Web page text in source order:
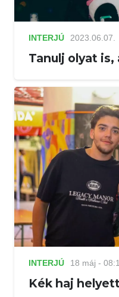
INTERJÚ 2023.06.07.
Tanulj olyat
INTERJÚ 18 máj -
Kék haj helyett